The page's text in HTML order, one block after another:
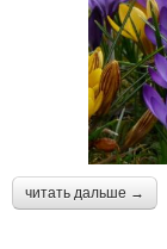
читать дальше →